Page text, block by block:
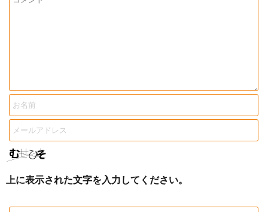
上に表示された文字を入力してください。